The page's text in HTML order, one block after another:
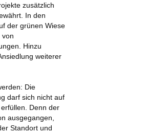
zusätzlich
In den
der grünen Wiese
von
Hinzu
weiterer
Die
darf sich nicht auf
Denn der
ausgegangen,
Standort und